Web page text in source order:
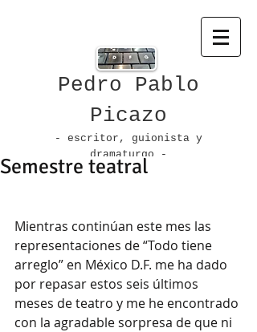
Pedro Pablo
Picazo
- escritor, guionista y
dramaturgo -
Semestre teatral
Mientras continúan este mes las
representaciones de “Todo tiene
arreglo” en México D.F. me ha dado
por repasar estos seis últimos
meses de teatro y me he encontrado
con la agradable sorpresa de que ni